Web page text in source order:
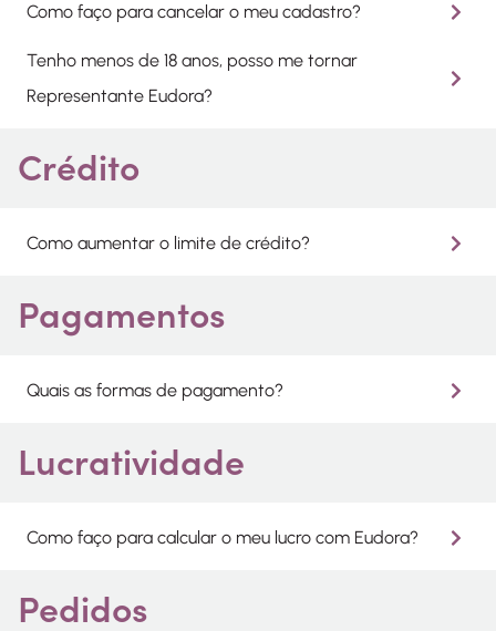
Como faço para cancelar o meu cadastro?
Tenho menos de 18 anos, posso me tornar
Representante Eudora?
Crédito
Como aumentar o limite de crédito?
Pagamentos
Quais as formas de pagamento?
Lucratividade
Como faço para calcular o meu lucro com Eudora?
Pedidos